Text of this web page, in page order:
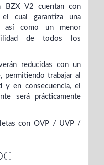
BZX V2 cuentan con
cual garantiza una
así como un menor
de todos los
reducidas con un
permitiendo trabajar al
y en consecuencia, el
será prácticamente
con OVP / UVP /